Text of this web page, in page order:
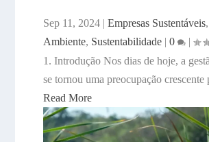
Sep 11, 2024| Empresas Sustentáveis,
Ambiente, Sustentabilidade| 0
|
1. Introdução Nos dias de hoje, a
se tornou uma preocupação crescente
Read More